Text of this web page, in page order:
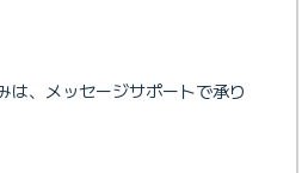
は、メッセージサポートで承り